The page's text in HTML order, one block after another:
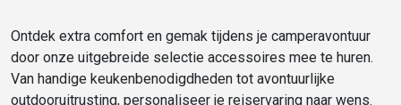
Ontdek extra comfort en gemak tijdens je camperavontuur
door onze uitgebreide selectie accessoires mee te huren.
Van handige keukenbenodigdheden tot avontuurlijke
outdooruitrusting, personaliseer je reiservaring naar wens.